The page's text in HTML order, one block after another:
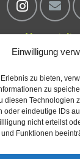
Einwilligung
zu bieten,
zu
diesen Technologien
oder eindeutige IDs
nicht erteilst
Funktionen
56626